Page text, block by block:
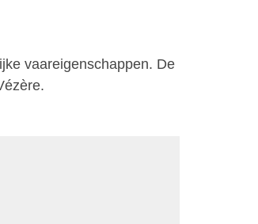
vaareigenschappen. De